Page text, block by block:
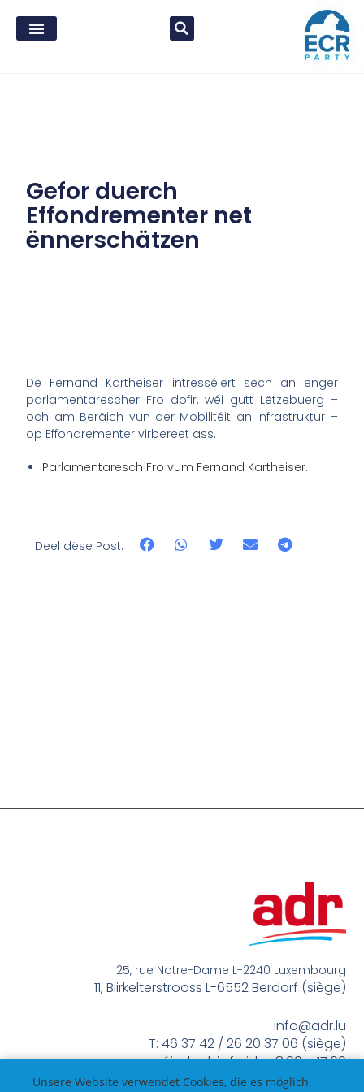
Gefor duerch
Effondrementer net
ënnerschätzen
De Fernand Kartheiser intresséiert sech an enger
parlamentarescher Fro dofir, wéi gutt Lëtzebuerg –
och am Beräich vun der Mobilitéit an Infrastruktur –
op Effondrementer virbereet ass.
Parlamentaresch Fro vum Fernand Kartheiser.
Deel dëse Post:
25, rue Notre-Dame L-2240 Luxembourg
11, Biirkelterstrooss L-6552 Berdorf (siège)
info@adr.lu
T: 46 37 42 / 26 20 37 06 (siège)
méindes bis freides 8:00 – 17:00
Unsere Website verwendet Cookies, die es möglich